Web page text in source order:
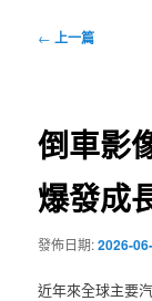
文
← 上一篇
倒車影
爆發成
發佈日期:2026-
近年來全球主要